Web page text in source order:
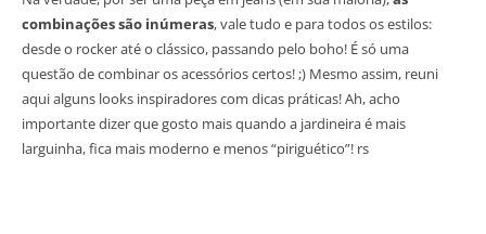
combinações são inúmeras, vale tudo e para todos os estilos:
desde o rocker até o clássico, passando pelo boho! É só uma
questão de combinar os acessórios certos! ;) Mesmo assim, reuni
aqui alguns looks inspiradores com dicas práticas! Ah, acho
importante dizer que gosto mais quando a jardineira é mais
larguinha, fica mais moderno e menos “piriguético”! rs